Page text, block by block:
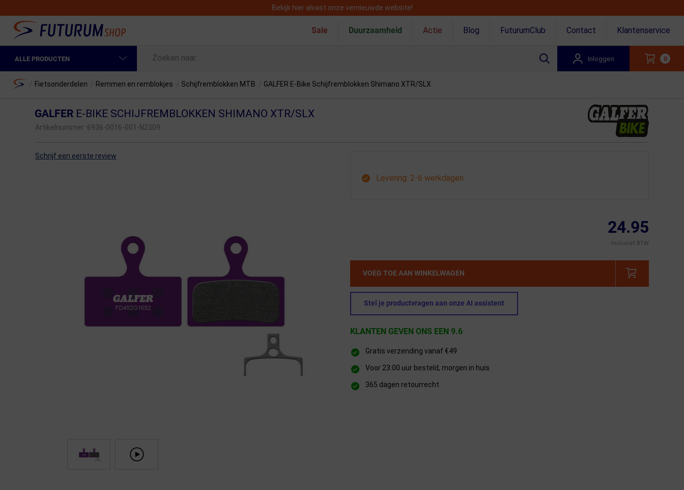
Bekijk hier alvast onze vernieuwde website!
Sale Duurzaamheid Actie Blog FuturumClub Contact Klantenservice
ALLE PRODUCTEN
Fietskleding Heren
Fietsonderdelen
Inloggen 0
Home Fietsonderdelen Remmen en remblokjes Schijfremblokken MTB GALFER E-Bike Schijfremblokken Shimano XTR/SLX
GALFERE-BIKE SCHIJFREMBLOKKEN SHIMANO XTR/SLX
Artikelnummer: 6936-0016-001-N2309
Schrijf een eerste review
Levering: 2-6 werkdagen
24.95
Inclusief BTW
VOEG TOE AAN WINKELWAGEN
Stel je productvragen aan onze AI assistent
KLANTEN GEVEN ONS EEN 9.6
Gratis verzending vanaf €49
Voor 23:00 uur besteld, morgen in huis
365 dagen retourrecht
← Terug naar productnavigatie